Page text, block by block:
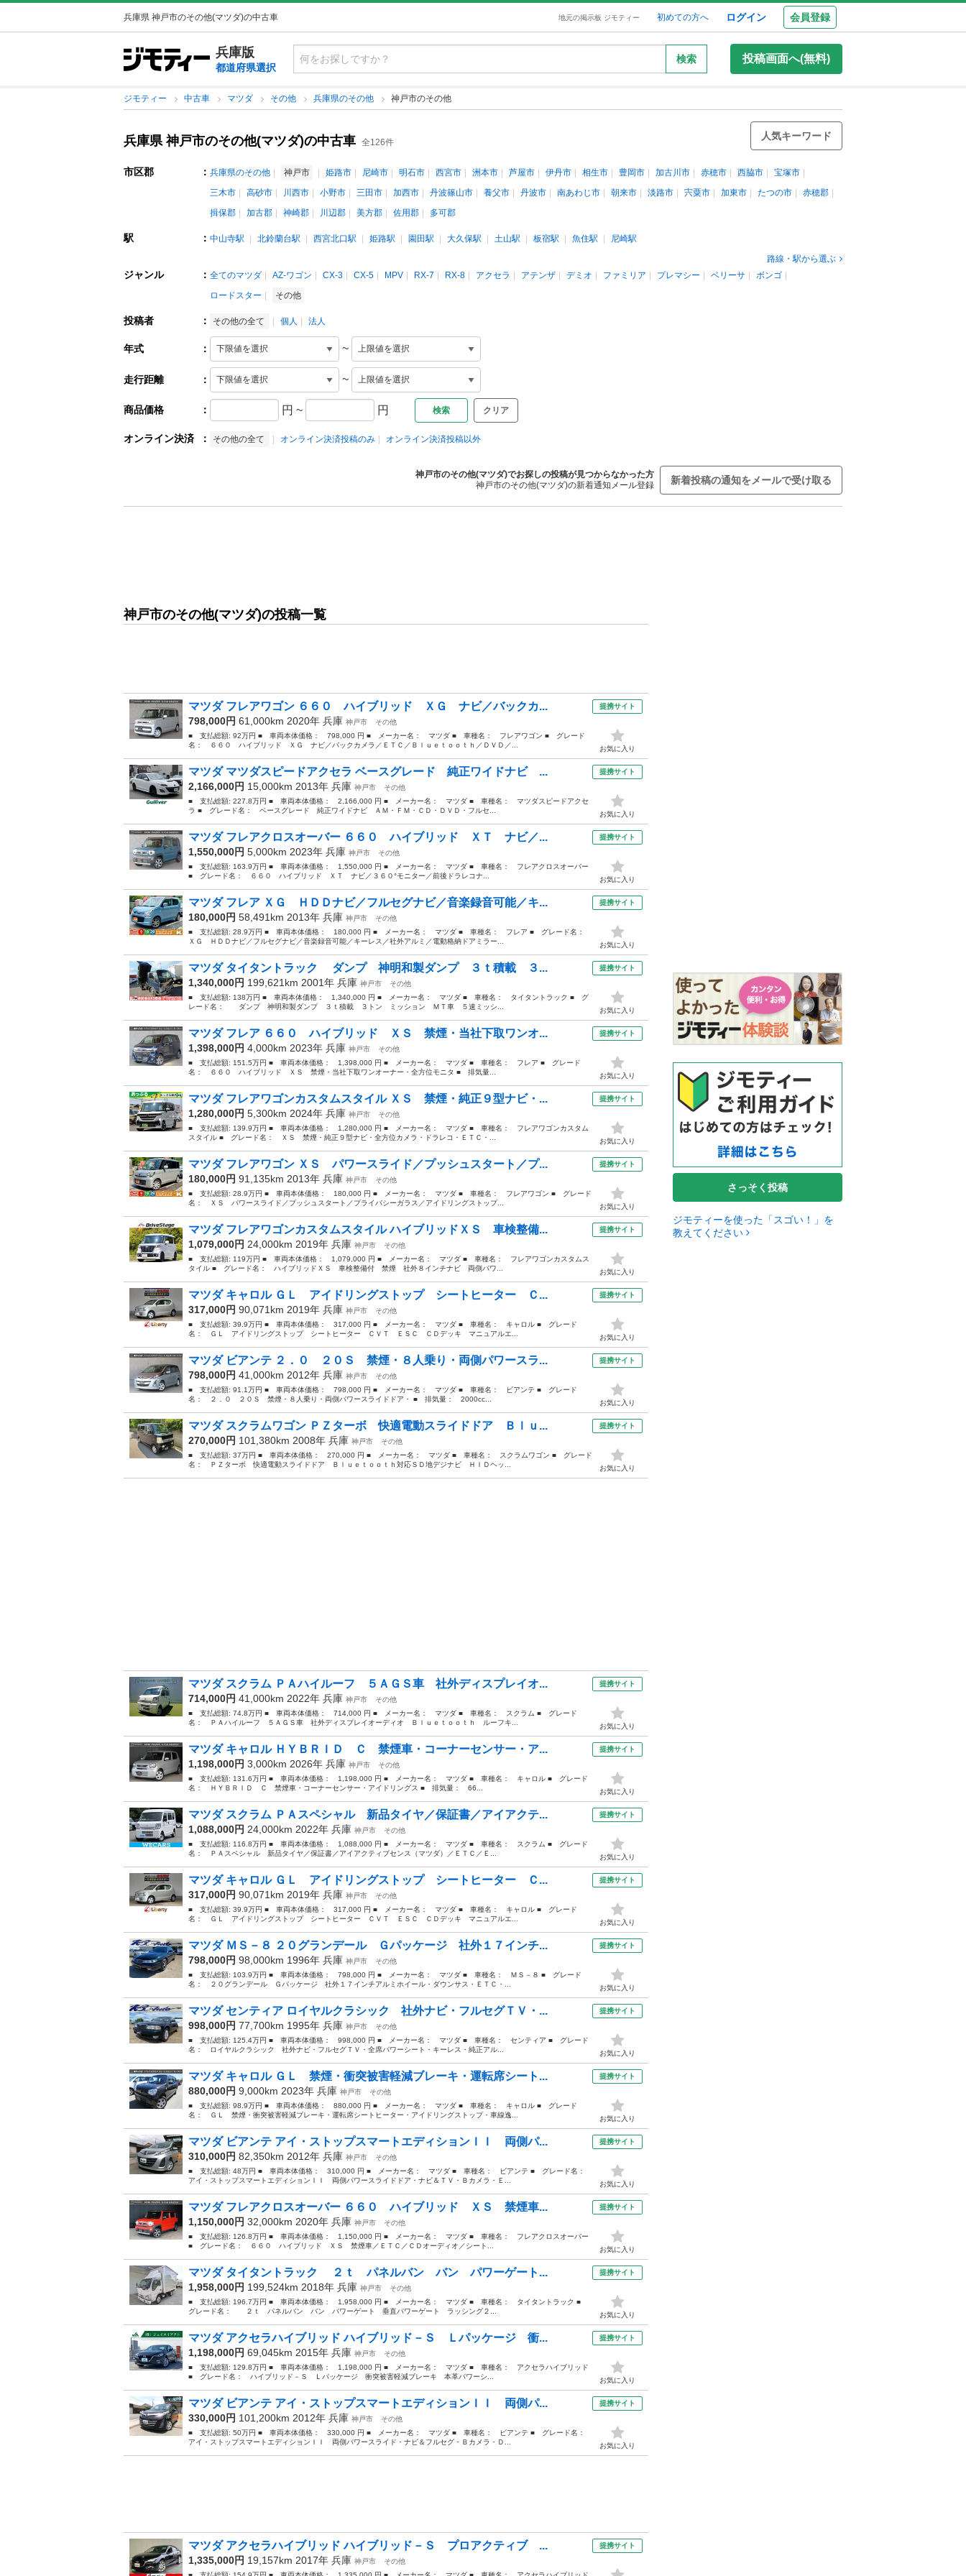
兵庫県 神戸市のその他(マツダ)の中古車 地元の掲示板 ジモティー 初めての方へ ログイン 会員登録
兵庫版
都道府県選択
検索 投稿画面へ(無料)
ジモティー 中古車 マツダ その他 兵庫県のその他 神戸市のその他
兵庫県 神戸市のその他(マツダ)の中古車 全126件
人気キーワード
市区郡 ： 兵庫県のその他 神戸市 姫路市 尼崎市 明石市 西宮市 洲本市 芦屋市 伊丹市 相生市 豊岡市 加古川市 赤穂市 西脇市
宝塚市
三木市
高砂市 川西市 小野市 三田市 加西市 丹波篠山市 養父市 丹波市 南あわじ市 朝来市 淡路市 宍粟市 加東市 たつの市
赤穂郡
揖保郡
加古郡 神崎郡 川辺郡 美方郡 佐用郡 多可郡
駅 ： 中山寺駅 北鈴蘭台駅 西宮北口駅 姫路駅 園田駅 大久保駅 土山駅 板宿駅 魚住駅
尼崎駅
路線・駅から選ぶ
ジャンル ： 全てのマツダ AZ-ワゴン CX-3 CX-5 MPV RX-7 RX-8 アクセラ アテンザ デミオ ファミリア プレマシー ベリーサ
ボンゴ
ロードスター
その他
投稿者 ： その他の全て 個人 法人
年式 ： ~
走行距離 ： ~
商品価格 ： 円 ~ 円 クリア
オンライン決済 ： その他の全て オンライン決済投稿のみ オンライン決済投稿以外
神戸市のその他(マツダ)でお探しの投稿が見つからなかった方
神戸市のその他(マツダ)の新着通知メール登録
新着投稿の通知をメールで受け取る
神戸市のその他(マツダ)の投稿一覧
マツダ フレアワゴン ６６０ ハイブリッド ＸＧ ナビ／バックカ...
798,000円 61,000km 2020年 兵庫 神戸市
その他
■ 支払総額: 92万円 ■ 車両本体価格： 798,000 円 ■ メーカー名： マツダ ■ 車種名： フレアワゴン ■ グレード
名： ６６０ ハイブリッド ＸＧ ナビ／バックカメラ／ＥＴＣ／Ｂｌｕｅｔｏｏｔｈ／ＤＶＤ／...
提携サイト
お気に入り
マツダ マツダスピードアクセラ ベースグレード 純正ワイドナビ ...
2,166,000円 15,000km 2013年 兵庫 神戸市
その他
■ 支払総額: 227.8万円 ■ 車両本体価格： 2,166,000 円 ■ メーカー名： マツダ ■ 車種名： マツダスピードアクセ
ラ ■ グレード名： ベースグレード 純正ワイドナビ ＡＭ・ＦＭ・ＣＤ・ＤＶＤ・フルセ...
提携サイト
お気に入り
マツダ フレアクロスオーバー ６６０ ハイブリッド ＸＴ ナビ／...
1,550,000円 5,000km 2023年 兵庫 神戸市
その他
■ 支払総額: 163.9万円 ■ 車両本体価格： 1,550,000 円 ■ メーカー名： マツダ ■ 車種名： フレアクロスオーバー
■ グレード名： ６６０ ハイブリッド ＸＴ ナビ／３６０°モニター／前後ドラレコナ...
提携サイト
お気に入り
マツダ フレア ＸＧ ＨＤＤナビ／フルセグナビ／音楽録音可能／キ...
180,000円 58,491km 2013年 兵庫 神戸市
その他
■ 支払総額: 28.9万円 ■ 車両本体価格： 180,000 円 ■ メーカー名： マツダ ■ 車種名： フレア ■ グレード名：
ＸＧ ＨＤＤナビ／フルセグナビ／音楽録音可能／キーレス／社外アルミ／電動格納ドアミラー...
提携サイト
お気に入り
マツダ タイタントラック ダンプ 神明和製ダンプ ３ｔ積載 ３...
1,340,000円 199,621km 2001年 兵庫 神戸市
その他
■ 支払総額: 138万円 ■ 車両本体価格： 1,340,000 円 ■ メーカー名： マツダ ■ 車種名： タイタントラック ■ グ
レード名： ダンプ 神明和製ダンプ ３ｔ積載 ３トン ミッション ＭＴ車 ５速ミッシ...
提携サイト
お気に入り
マツダ フレア ６６０ ハイブリッド ＸＳ 禁煙・当社下取ワンオ...
1,398,000円 4,000km 2023年 兵庫 神戸市
その他
■ 支払総額: 151.5万円 ■ 車両本体価格： 1,398,000 円 ■ メーカー名： マツダ ■ 車種名： フレア ■ グレード
名： ６６０ ハイブリッド ＸＳ 禁煙・当社下取ワンオーナー・全方位モニタ ■ 排気量...
提携サイト
お気に入り
マツダ フレアワゴンカスタムスタイル ＸＳ 禁煙・純正９型ナビ・...
1,280,000円 5,300km 2024年 兵庫 神戸市
その他
■ 支払総額: 139.9万円 ■ 車両本体価格： 1,280,000 円 ■ メーカー名： マツダ ■ 車種名： フレアワゴンカスタム
スタイル ■ グレード名： ＸＳ 禁煙・純正９型ナビ・全方位カメラ・ドラレコ・ＥＴＣ・...
提携サイト
お気に入り
マツダ フレアワゴン ＸＳ パワースライド／プッシュスタート／プ...
180,000円 91,135km 2013年 兵庫 神戸市
その他
■ 支払総額: 28.9万円 ■ 車両本体価格： 180,000 円 ■ メーカー名： マツダ ■ 車種名： フレアワゴン ■ グレード
名： ＸＳ パワースライド／プッシュスタート／プライバシーガラス／アイドリングストップ...
提携サイト
お気に入り
マツダ フレアワゴンカスタムスタイル ハイブリッドＸＳ 車検整備...
1,079,000円 24,000km 2019年 兵庫 神戸市
その他
■ 支払総額: 119万円 ■ 車両本体価格： 1,079,000 円 ■ メーカー名： マツダ ■ 車種名： フレアワゴンカスタムス
タイル ■ グレード名： ハイブリッドＸＳ 車検整備付 禁煙 社外８インチナビ 両側パワ...
提携サイト
お気に入り
マツダ キャロル ＧＬ アイドリングストップ シートヒーター Ｃ...
317,000円 90,071km 2019年 兵庫 神戸市
その他
■ 支払総額: 39.9万円 ■ 車両本体価格： 317,000 円 ■ メーカー名： マツダ ■ 車種名： キャロル ■ グレード
名： ＧＬ アイドリングストップ シートヒーター ＣＶＴ ＥＳＣ ＣＤデッキ マニュアルエ...
提携サイト
お気に入り
マツダ ビアンテ ２．０ ２０Ｓ 禁煙・８人乗り・両側パワースラ...
798,000円 41,000km 2012年 兵庫 神戸市
その他
■ 支払総額: 91.1万円 ■ 車両本体価格： 798,000 円 ■ メーカー名： マツダ ■ 車種名： ビアンテ ■ グレード
名： ２．０ ２０Ｓ 禁煙・８人乗り・両側パワースライドドア・ ■ 排気量： 2000cc...
提携サイト
お気に入り
マツダ スクラムワゴン ＰＺターボ 快適電動スライドドア Ｂｌｕ...
270,000円 101,380km 2008年 兵庫 神戸市
その他
■ 支払総額: 37万円 ■ 車両本体価格： 270,000 円 ■ メーカー名： マツダ ■ 車種名： スクラムワゴン ■ グレード
名： ＰＺターボ 快適電動スライドドア Ｂｌｕｅｔｏｏｔｈ対応ＳＤ地デジナビ ＨＩＤヘッ...
提携サイト
お気に入り
マツダ スクラム ＰＡハイルーフ ５ＡＧＳ車 社外ディスプレイオ...
714,000円 41,000km 2022年 兵庫 神戸市
その他
■ 支払総額: 74.8万円 ■ 車両本体価格： 714,000 円 ■ メーカー名： マツダ ■ 車種名： スクラム ■ グレード
名： ＰＡハイルーフ ５ＡＧＳ車 社外ディスプレイオーディオ Ｂｌｕｅｔｏｏｔｈ ルーフキ...
提携サイト
お気に入り
マツダ キャロル ＨＹＢＲＩＤ Ｃ 禁煙車・コーナーセンサー・ア...
1,198,000円 3,000km 2026年 兵庫 神戸市
その他
■ 支払総額: 131.6万円 ■ 車両本体価格： 1,198,000 円 ■ メーカー名： マツダ ■ 車種名： キャロル ■ グレード
名： ＨＹＢＲＩＤ Ｃ 禁煙車・コーナーセンサー・アイドリングス ■ 排気量： 66...
提携サイト
お気に入り
マツダ スクラム ＰＡスペシャル 新品タイヤ／保証書／アイアクテ...
1,088,000円 24,000km 2022年 兵庫 神戸市
その他
■ 支払総額: 116.8万円 ■ 車両本体価格： 1,088,000 円 ■ メーカー名： マツダ ■ 車種名： スクラム ■ グレード
名： ＰＡスペシャル 新品タイヤ／保証書／アイアクティブセンス（マツダ）／ＥＴＣ／Ｅ...
提携サイト
お気に入り
マツダ キャロル ＧＬ アイドリングストップ シートヒーター Ｃ...
317,000円 90,071km 2019年 兵庫 神戸市
その他
■ 支払総額: 39.9万円 ■ 車両本体価格： 317,000 円 ■ メーカー名： マツダ ■ 車種名： キャロル ■ グレード
名： ＧＬ アイドリングストップ シートヒーター ＣＶＴ ＥＳＣ ＣＤデッキ マニュアルエ...
提携サイト
お気に入り
マツダ ＭＳ－８ ２０グランデール Ｇパッケージ 社外１７インチ...
798,000円 98,000km 1996年 兵庫 神戸市
その他
■ 支払総額: 103.9万円 ■ 車両本体価格： 798,000 円 ■ メーカー名： マツダ ■ 車種名： ＭＳ－８ ■ グレード
名： ２０グランデール Ｇパッケージ 社外１７インチアルミホイール・ダウンサス・ＥＴＣ・...
提携サイト
お気に入り
マツダ センティア ロイヤルクラシック 社外ナビ・フルセグＴＶ・...
998,000円 77,700km 1995年 兵庫 神戸市
その他
■ 支払総額: 125.4万円 ■ 車両本体価格： 998,000 円 ■ メーカー名： マツダ ■ 車種名： センティア ■ グレード
名： ロイヤルクラシック 社外ナビ・フルセグＴＶ・全席パワーシート・キーレス・純正アル...
提携サイト
お気に入り
マツダ キャロル ＧＬ 禁煙・衝突被害軽減ブレーキ・運転席シート...
880,000円 9,000km 2023年 兵庫 神戸市
その他
■ 支払総額: 98.9万円 ■ 車両本体価格： 880,000 円 ■ メーカー名： マツダ ■ 車種名： キャロル ■ グレード
名： ＧＬ 禁煙・衝突被害軽減ブレーキ・運転席シートヒーター・アイドリングストップ・車線逸...
提携サイト
お気に入り
マツダ ビアンテ アイ・ストップスマートエディションＩＩ 両側パ...
310,000円 82,350km 2012年 兵庫 神戸市
その他
■ 支払総額: 48万円 ■ 車両本体価格： 310,000 円 ■ メーカー名： マツダ ■ 車種名： ビアンテ ■ グレード名：
アイ・ストップスマートエディションＩＩ 両側パワースライドドア・ナビ＆ＴＶ・Ｂカメラ・Ｅ...
提携サイト
お気に入り
マツダ フレアクロスオーバー ６６０ ハイブリッド ＸＳ 禁煙車...
1,150,000円 32,000km 2020年 兵庫 神戸市
その他
■ 支払総額: 126.8万円 ■ 車両本体価格： 1,150,000 円 ■ メーカー名： マツダ ■ 車種名： フレアクロスオーバー
■ グレード名： ６６０ ハイブリッド ＸＳ 禁煙車／ＥＴＣ／ＣＤオーディオ／シート...
提携サイト
お気に入り
マツダ タイタントラック ２ｔ パネルバン バン パワーゲート...
1,958,000円 199,524km 2018年 兵庫 神戸市
その他
■ 支払総額: 196.7万円 ■ 車両本体価格： 1,958,000 円 ■ メーカー名： マツダ ■ 車種名： タイタントラック ■
グレード名： ２ｔ パネルバン バン パワーゲート 垂直パワーゲート ラッシング２...
提携サイト
お気に入り
マツダ アクセラハイブリッド ハイブリッド－Ｓ Ｌパッケージ 衝...
1,198,000円 69,045km 2015年 兵庫 神戸市
その他
■ 支払総額: 129.8万円 ■ 車両本体価格： 1,198,000 円 ■ メーカー名： マツダ ■ 車種名： アクセラハイブリッド
■ グレード名： ハイブリッド－Ｓ Ｌパッケージ 衝突被害軽減ブレーキ 本革パワーシ...
提携サイト
お気に入り
マツダ ビアンテ アイ・ストップスマートエディションＩＩ 両側パ...
330,000円 101,200km 2012年 兵庫 神戸市
その他
■ 支払総額: 50万円 ■ 車両本体価格： 330,000 円 ■ メーカー名： マツダ ■ 車種名： ビアンテ ■ グレード名：
アイ・ストップスマートエディションＩＩ 両側パワースライド・ナビ＆フルセグ・Ｂカメラ・Ｄ...
提携サイト
お気に入り
マツダ アクセラハイブリッド ハイブリッド－Ｓ プロアクティブ ...
1,335,000円 19,157km 2017年 兵庫 神戸市
その他
提携サイト
さっそく投稿
ジモティーを使った「スゴい！」を
教えてください